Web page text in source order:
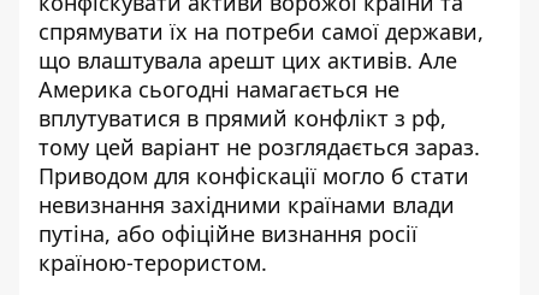
спрямувати їх на потреби самої держави,
що влаштувала арешт цих активів. Але
Америка сьогодні намагається не
вплутуватися в прямий конфлікт з рф,
тому цей варіант не розглядається зараз.
Приводом для конфіскації могло б стати
невизнання західними країнами влади
путіна, або офіційне визнання росії
країною-терористом.